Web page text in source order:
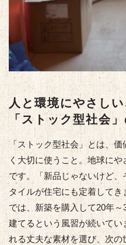
人と環境にやさし
「ストック型社会
「ストック型社会」とは、
く大切に使うこと。地球にや
です。「新品じゃないけど
タイルが住宅にも定着して
では、新築を購入して20年
建てるという風習が続いて
れる丈夫な素材を選び、次の